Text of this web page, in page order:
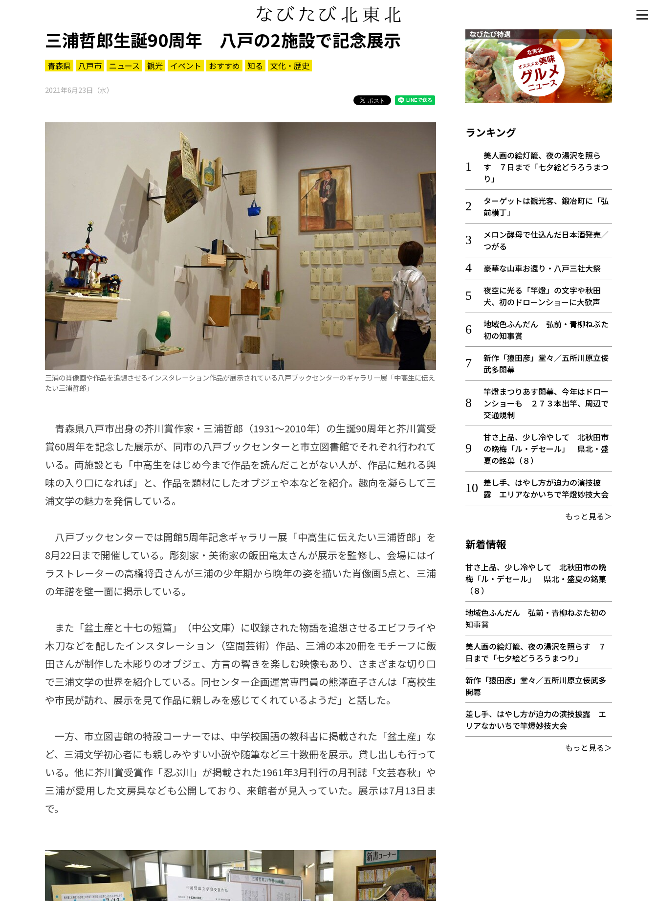
三浦哲郎生誕90周年 八戸の2施設で記念展示
青森県 八戸市 ニュース 観光 イベント おすすめ 知る 文化・歴史
2021年6月23日（水）
三浦の肖像画や作品を追想させるインスタレーション作品が展示されている八戸ブックセンターのギャラリー展「中高生に伝え
たい三浦哲郎」
青森県八戸市出身の芥川賞作家・三浦哲郎（1931～2010年）の生誕90周年と芥川賞受
賞60周年を記念した展示が、同市の八戸ブックセンターと市立図書館でそれぞれ行われて
いる。両施設とも「中高生をはじめ今まで作品を読んだことがない人が、作品に触れる興
味の入り口になれば」と、作品を題材にしたオブジェや本などを紹介。趣向を凝らして三
浦文学の魅力を発信している。
八戸ブックセンターでは開館5周年記念ギャラリー展「中高生に伝えたい三浦哲郎」を
8月22日まで開催している。彫刻家・美術家の飯田竜太さんが展示を監修し、会場にはイ
ラストレーターの高橋将貴さんが三浦の少年期から晩年の姿を描いた肖像画5点と、三浦
の年譜を壁一面に掲示している。
また「盆土産と十七の短篇」（中公文庫）に収録された物語を追想させるエビフライや
木刀などを配したインスタレーション（空間芸術）作品、三浦の本20冊をモチーフに飯
田さんが制作した木彫りのオブジェ、方言の響きを楽しむ映像もあり、さまざまな切り口
で三浦文学の世界を紹介している。同センター企画運営専門員の熊澤直子さんは「高校生
や市民が訪れ、展示を見て作品に親しみを感じてくれているようだ」と話した。
一方、市立図書館の特設コーナーでは、中学校国語の教科書に掲載された「盆土産」な
ど、三浦文学初心者にも親しみやすい小説や随筆など三十数冊を展示。貸し出しも行って
いる。他に芥川賞受賞作「忍ぶ川」が掲載された1961年3月刊行の月刊誌「文芸春秋」や
三浦が愛用した文房具なども公開しており、来館者が見入っていた。展示は7月13日ま
で。
ランキング
美人画の絵灯籠、夜の湯沢を照ら
す ７日まで「七夕絵どうろうまつ
り」
ターゲットは観光客、鍛冶町に「弘
前横丁」
メロン酵母で仕込んだ日本酒発売／
つがる
豪華な山車お還り・八戸三社大祭
夜空に光る「竿燈」の文字や秋田
犬、初のドローンショーに大歓声
地域色ふんだん 弘前・青柳ねぷた
初の知事賞
新作「猿田彦」堂々／五所川原立佞
武多開幕
竿燈まつりあす開幕、今年はドロー
ンショーも ２７３本出竿、周辺で
交通規制
甘さ上品、少し冷やして 北秋田市
の晩梅「ル・デセール」 県北・盛
夏の銘菓（８）
差し手、はやし方が迫力の演技披
露 エリアなかいちで竿燈妙技大会
もっと見る＞
新着情報
甘さ上品、少し冷やして 北秋田市の晩
梅「ル・デセール」 県北・盛夏の銘菓
（８）
地域色ふんだん 弘前・青柳ねぷた初の
知事賞
美人画の絵灯籠、夜の湯沢を照らす ７
日まで「七夕絵どうろうまつり」
新作「猿田彦」堂々／五所川原立佞武多
開幕
差し手、はやし方が迫力の演技披露 エ
リアなかいちで竿燈妙技大会
もっと見る＞
まつり・イベント
おみやげ・特産
道の駅・産直
アウトドア・レジャー